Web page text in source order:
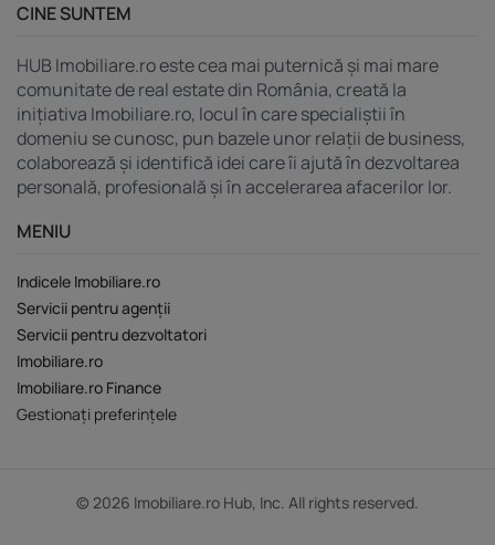
CINE SUNTEM
HUB Imobiliare.ro este cea mai puternică și mai mare
comunitate de real estate din România, creată la
inițiativa Imobiliare.ro, locul în care specialiștii în
domeniu se cunosc, pun bazele unor relații de business,
colaborează și identifică idei care îi ajută în dezvoltarea
personală, profesională și în accelerarea afacerilor lor.
MENIU
Indicele Imobiliare.ro
Servicii pentru agenții
Servicii pentru dezvoltatori
Imobiliare.ro
Imobiliare.ro Finance
Gestionați preferințele
© 2026 Imobiliare.ro Hub, Inc. All rights reserved.